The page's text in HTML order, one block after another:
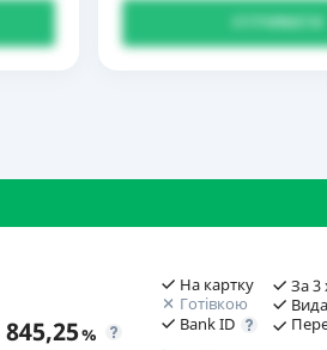
845,25%
На картку
Готівкою
Bank ID
За 3